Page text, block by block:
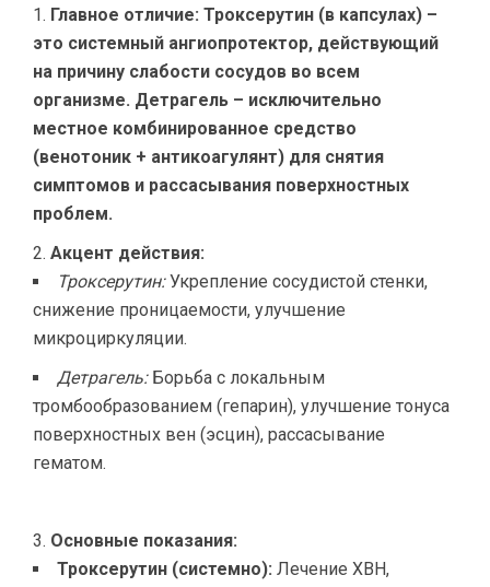
Главное отличие: Троксерутин (в капсулах) –
это системный ангиопротектор, действующий
на причину слабости сосудов во всем
организме. Детрагель – исключительно
местное комбинированное средство
(венотоник + антикоагулянт) для снятия
симптомов и рассасывания поверхностных
проблем.
Акцент действия:
Троксерутин:Укрепление сосудистой стенки,
снижение проницаемости, улучшение
микроциркуляции.
Детрагель:Борьба с локальным
тромбообразованием (гепарин), улучшение тонуса
поверхностных вен (эсцин), рассасывание
гематом.
Основные показания:
Троксерутин (системно): Лечение ХВН,